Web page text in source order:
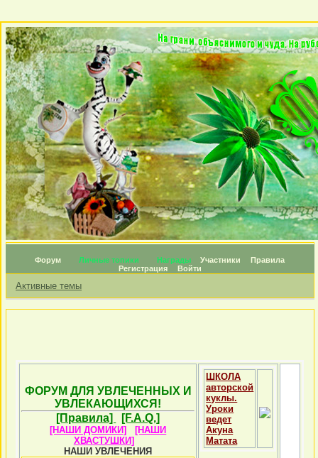
Форум Личные топики Награды Участники
Правила
Регистрация
Войти
Активные темы
ФОРУМ ДЛЯ УВЛЕЧЕННЫХ И
УВЛЕКАЮЩИХСЯ!
[Правила]
[F.A.Q.]
[НАШИ ДОМИКИ]
[НАШИ
ХВАСТУШКИ]
НАШИ УВЛЕЧЕНИЯ
ШКОЛА
авторской
куклы.
Уроки
ведет
Акуна
Матата